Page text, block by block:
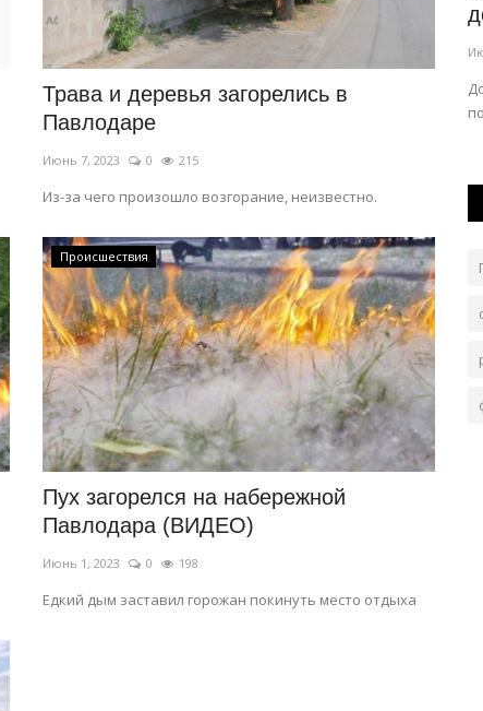
Трава и деревья загорелись в
Павлодаре
Июнь 7, 2023 0 215
Из-за чего произошло возгорание, неизвестно.
Происшествия
Пух загорелся на набережной
Павлодара (ВИДЕО)
Июнь 1, 2023 0 198
Едкий дым заставил горожан покинуть место отдыха
«Сарыарқа сыры»
Июль 18, 2026
Современный туристический комплекс станет
отправной точкой для гостей национального...